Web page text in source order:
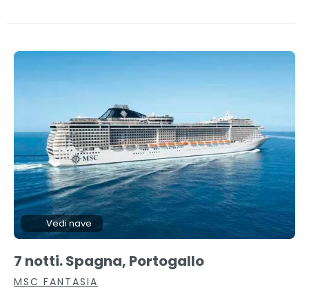
Vedi nave
7 notti. Spagna, Portogallo
MSC FANTASIA